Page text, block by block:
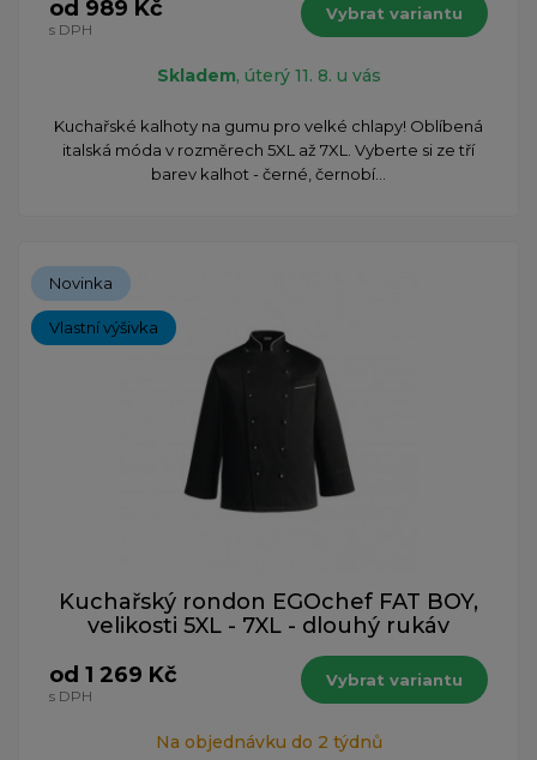
od 989 Kč
s DPH
Vybrat variantu
Skladem, úterý 11. 8. u vás
Kuchařské kalhoty na gumu pro velké chlapy! Oblíbená
italská móda v rozměrech 5XL až 7XL. Vyberte si ze tří
barev kalhot - černé, černobí...
Novinka
Vlastní výšivka
Kuchařský rondon EGOchef FAT BOY,
velikosti 5XL - 7XL - dlouhý rukáv
od 1 269 Kč
s DPH
Vybrat variantu
Na objednávku do 2 týdnů